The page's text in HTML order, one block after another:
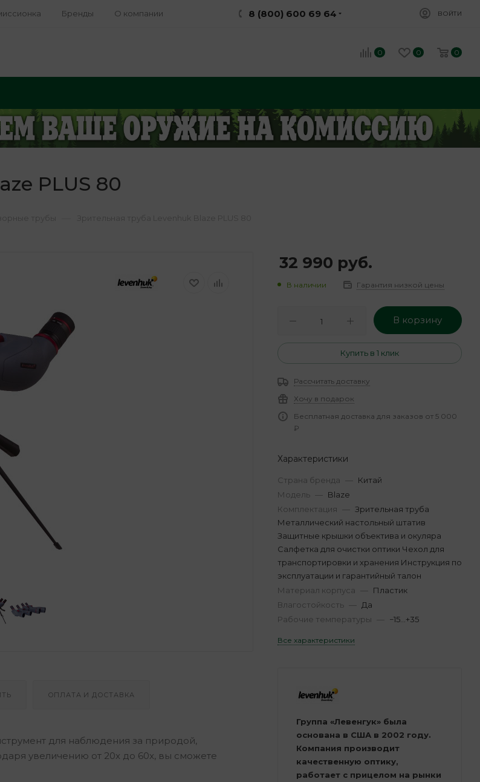
Бренды О компании 8 (800) 600 69 64 ВОЙТИ
0 0 0
PLUS 80
ОПЛАТА И ДОСТАВКА
для наблюдения за природой,
увеличению от 20x до 60x, вы сможете
32 990 руб.
В наличии Гарантия низкой цены
В корзину
Купить в 1 клик
Рассчитать доставку
Хочу в подарок
Бесплатная доставка для заказов от 5 000
₽
Характеристики
Страна бренда — Китай
Модель — Blaze
Комплектация — Зрительная труба
Металлический настольный штатив
Защитные крышки объектива и окуляра
Салфетка для очистки оптики Чехол для
транспортировки и хранения Инструкция по
эксплуатации и гарантийный талон
Материал корпуса — Пластик
Влагостойкость — Да
Рабочие температуры — −15…+35
Все характеристики
Группа «Левенгук» была
основана в США в 2002 году.
Компания производит
качественную оптику,
работает с прицелом на рынки